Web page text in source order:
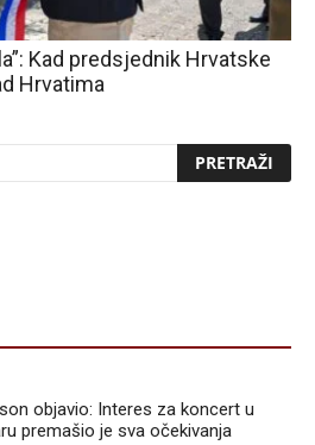
Kad predsjednik Hrvatske
Hrvatima
objavio: Interes za koncert u
premašio je sva očekivanja